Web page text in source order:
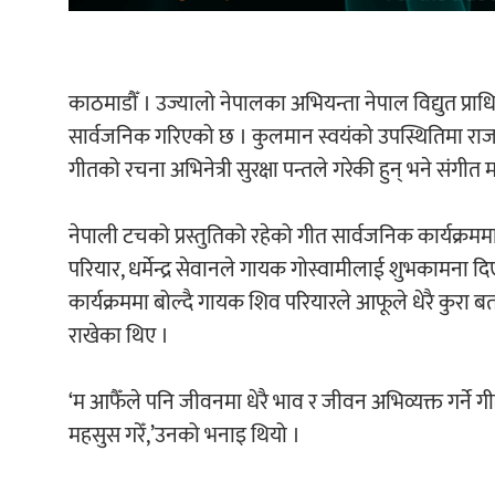
काठमाडौँ । उज्यालो नेपालका अभियन्ता नेपाल विद्युत
सार्वजनिक गरिएको छ । कुलमान स्वयंको उपस्थितिमा
गीतको रचना अभिनेत्री सुरक्षा पन्तले गरेकी हुन् भने
नेपाली टचको प्रस्तुतिको रहेको गीत सार्वजनिक
परियार, धर्मेन्द्र सेवानले गायक गोस्वामीलाई शुभकामना
कार्यक्रममा बोल्दै गायक शिव परियारले आफूले धेरै कुरा
राखेका थिए ।
‘म आफैँले पनि जीवनमा धेरै भाव र जीवन अभिव्यक्त गर्ने
महसुस गरेँ,’उनको भनाइ थियो ।